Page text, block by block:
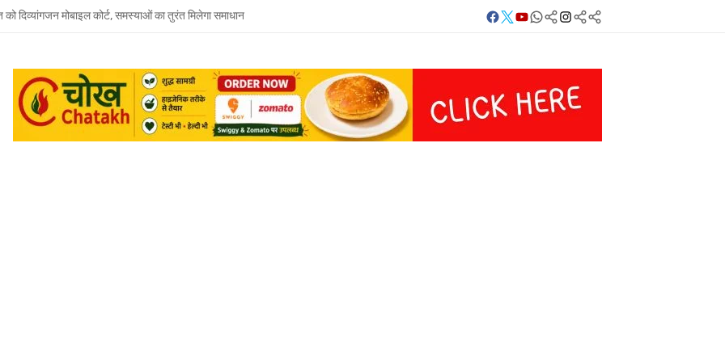
दिव्यांगजन मोबाइल कोर्ट, समस्याओं का तुरंत मिलेगा समाधान
में उमाशंकर सिंह को अंतिम विदाई, बेटे प्रिंस युकेश देंगे मुखाग्नि
को होगा उमाशंकर सिंह का अंतिम संस्कार, दुकानें बंद कर व्यापारियों ने दी श्रद्धांजलि
विधानसभा से जुड़े थे उमाशंकर सिंह, पूरे सदन ने की थी जल्द स्वस्थ होने की कामना
Facebook
Twitter
Youtube
Whatsapp
बलिया
लाइव
FOLLOW/JOIN
करें
Instagram
Telegram